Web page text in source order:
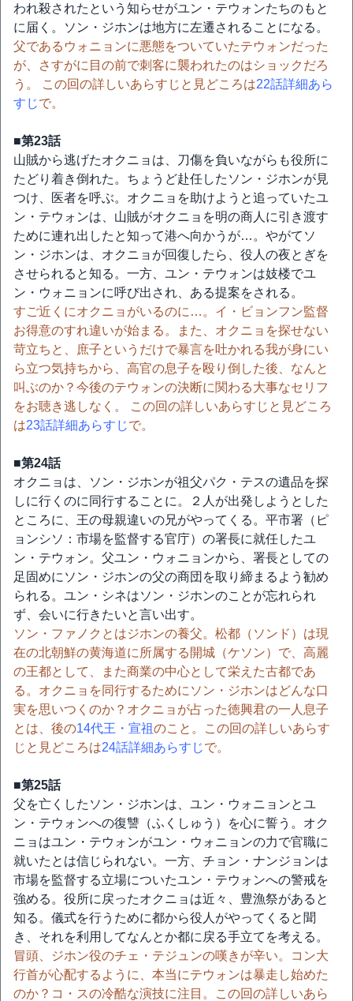
われ殺されたという知らせがユン・テウォンたちのもと
に届く。ソン・ジホンは地方に左遷されることになる。
父であるウォニョンに悪態をついていたテウォンだった
が、さすがに目の前で刺客に襲われたのはショックだろ
う。 この回の詳しいあらすじと見どころは22話詳細あら
すじで。
■第23話
山賊から逃げたオクニョは、刀傷を負いながらも役所に
たどり着き倒れた。ちょうど赴任したソン・ジホンが見
つけ、医者を呼ぶ。オクニョを助けようと追っていたユ
ン・テウォンは、山賊がオクニョを明の商人に引き渡す
ために連れ出したと知って港へ向かうが…。やがてソ
ン・ジホンは、オクニョが回復したら、役人の夜とぎを
させられると知る。一方、ユン・テウォンは妓楼でユ
ン・ウォニョンに呼び出され、ある提案をされる。
すご近くにオクニョがいるのに…。イ・ビョンフン監督
お得意のすれ違いが始まる。また、オクニョを探せない
苛立ちと、庶子というだけで暴言を吐かれる我が身にい
ら立つ気持ちから、高官の息子を殴り倒した後、なんと
叫ぶのか？今後のテウォンの決断に関わる大事なセリフ
をお聴き逃しなく。 この回の詳しいあらすじと見どころ
は23話詳細あらすじで。
■第24話
オクニョは、ソン・ジホンが祖父パク・テスの遺品を探
しに行くのに同行することに。２人が出発しようとした
ところに、王の母親違いの兄がやってくる。平市署（ピ
ョンシソ：市場を監督する官庁）の署長に就任したユ
ン・テウォン。父ユン・ウォニョンから、署長としての
足固めにソン・ジホンの父の商団を取り締まるよう勧め
られる。ユン・シネはソン・ジホンのことが忘れられ
ず、会いに行きたいと言い出す。
ソン・ファノクとはジホンの養父。松都（ソンド）は現
在の北朝鮮の黄海道に所属する開城（ケソン）で、高麗
の王都として、また商業の中心として栄えた古都であ
る。オクニョを同行するためにソン・ジホンはどんな口
実を思いつくのか？オクニョが占った徳興君の一人息子
とは、後の14代王・宣祖のこと。この回の詳しいあらす
じと見どころは24話詳細あらすじで。
■第25話
父を亡くしたソン・ジホンは、ユン・ウォニョンとユ
ン・テウォンへの復讐（ふくしゅう）を心に誓う。オク
ニョはユン・テウォンがユン・ウォニョンの力で官職に
就いたとは信じられない。一方、チョン・ナンジョンは
市場を監督する立場についたユン・テウォンへの警戒を
強める。役所に戻ったオクニョは近々、豊漁祭があると
知る。儀式を行うために都から役人がやってくると聞
き、それを利用してなんとか都に戻る手立てを考える。
冒頭、ジホン役のチェ・テジュンの嘆きが辛い。コン大
行首が心配するように、本当にテウォンは暴走し始めた
のか？コ・スの冷酷な演技に注目。この回の詳しいあら